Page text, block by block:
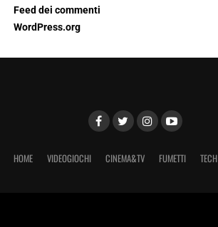
Feed dei commenti
WordPress.org
HOME VIDEOGIOCHI CINEMA&TV FUMETTI TECH